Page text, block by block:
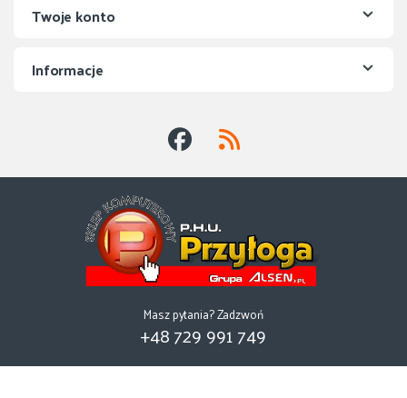
Twoje konto
Informacje
Masz pytania? Zadzwoń
+48 729 991 749